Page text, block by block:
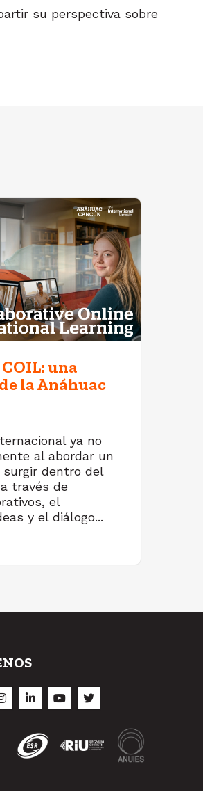
su perspectiva sobre
una
la Anáhuac
ya no
al abordar un
surgir dentro del
través de
el
y el diálogo...